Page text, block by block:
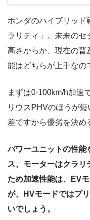
ホンダのハイブリッド
ラリティ」。未来の
高さからか、現在の普
能はどちらが上手なの
まずは0-100km/h加速
リウスPHVのほうが
差ですから優劣を決め
パワーユニットの性能
ス、モーターはクラ
ため加速性能は、EV
が、HVモードではプ
いでしょう。